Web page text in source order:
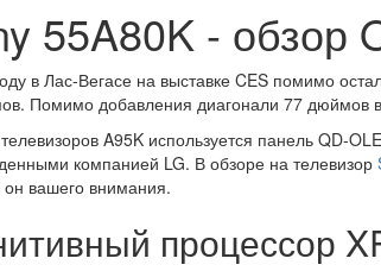
55A80K - обзор
в Лас-Вегасе на выставке CES помимо
Помимо добавления диагонали 77 дюймов
A95K используется панель QD-
компанией LG. В обзоре на телевизор
он вашего внимания.
процессор